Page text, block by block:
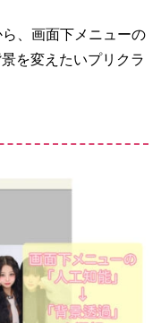
、画面下メニューの
を変えたいプリクラ